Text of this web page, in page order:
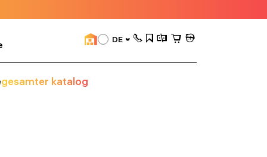
DE
gesamter katalog